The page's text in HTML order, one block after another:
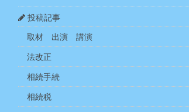
投稿記事
取材 出演 講演
法改正
相続手続
相続税